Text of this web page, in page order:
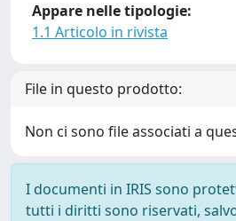
Appare nelle tipologie:
1.1 Articolo in rivista
File in questo prodotto:
Non ci sono file associati a
I documenti in IRIS sono
tutti i diritti sono riservati,